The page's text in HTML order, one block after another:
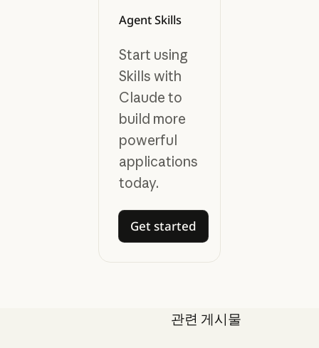
Agent Skills
Start using
Skills with
Claude to
build more
powerful
applications
today.
Get started
Get started
관련 게시물